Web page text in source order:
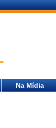
Na Mídia